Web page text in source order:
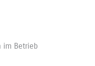
im Betrieb